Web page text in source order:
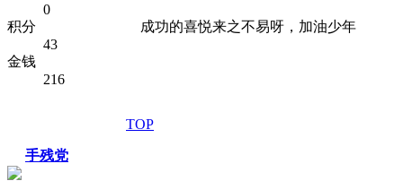
0
积分
43
金钱
216
成功的喜悦来之不易呀，加油少年
TOP
手残党